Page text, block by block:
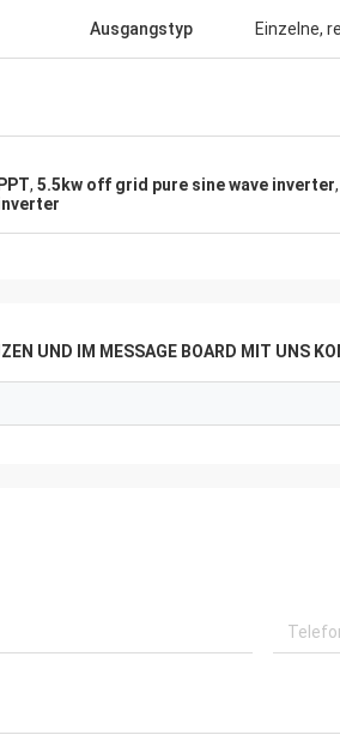
Ausgangstyp Einzelne,
, 5.5kw off grid pure sine wave inverter,
UND IM MESSAGE BOARD MIT UNS